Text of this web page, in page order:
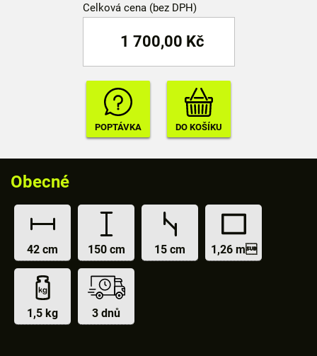
Celková cena (bez DPH)
1 700,00 Kč
Obecné
42 cm 150 cm 15 cm 1,26 m
1,5 kg 3 dnů